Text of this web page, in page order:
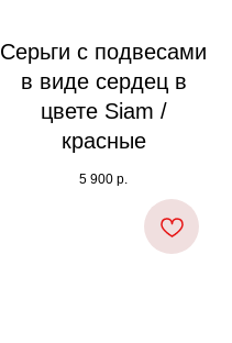
Серьги с подвесами
в виде сердец в
цвете Siam /
красные
5 900 р.